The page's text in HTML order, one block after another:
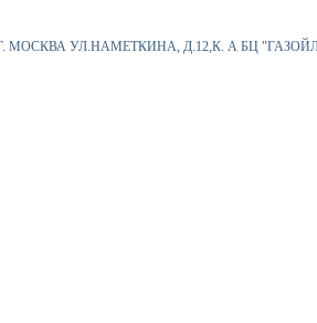
МОСКВА УЛ.НАМЕТКИНА, Д.12,К. А БЦ